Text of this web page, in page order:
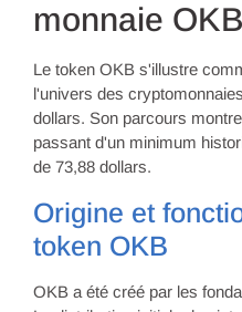
monnaie OKB
Le token OKB s'illustre
l'univers des
dollars. Son parcours
passant d'un minimum
de 73,88 dollars.
Origine et
token OKB
OKB a été créé par les